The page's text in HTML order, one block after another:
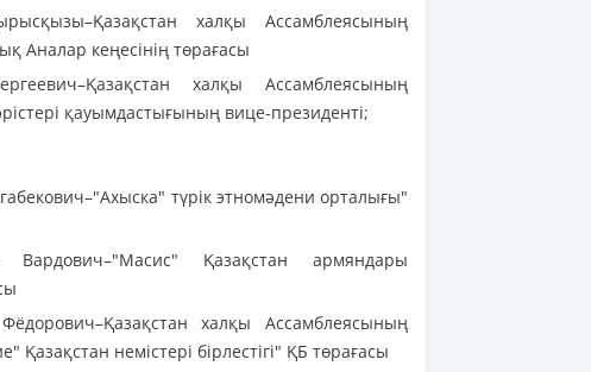
халқы Ассамблеясының
Аналар кеңесінің төрағасы
халқы Ассамблеясының
қауымдастығының вице-президенті;
түрік этномәдени орталығы"
Вардович–"Масис" Қазақстан армяндары
халқы Ассамблеясының
Қазақстан немістері бірлестігі" ҚБ төрағасы